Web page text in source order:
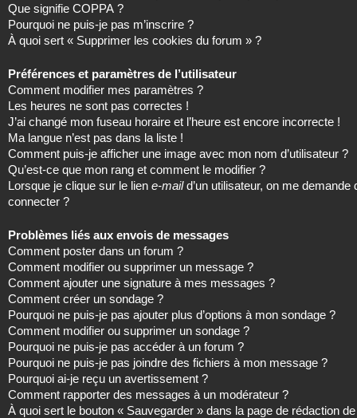
Que signifie COPPA ?
Pourquoi ne puis-je pas m’inscrire ?
À quoi sert « Supprimer les cookies du forum » ?
Préférences et paramètres de l’utilisateur
Comment modifier mes paramètres ?
Les heures ne sont pas correctes !
J’ai changé mon fuseau horaire et l’heure est encore incorrecte !
Ma langue n’est pas dans la liste !
Comment puis-je afficher une image avec mon nom d’utilisateur ?
Qu’est-ce que mon rang et comment le modifier ?
Lorsque je clique sur le lien e-maild’un utilisateur, on me demande
connecter ?
Problèmes liés aux envois de messages
Comment poster dans un forum ?
Comment modifier ou supprimer un message ?
Comment ajouter une signature à mes messages ?
Comment créer un sondage ?
Pourquoi ne puis-je pas ajouter plus d’options à mon sondage ?
Comment modifier ou supprimer un sondage ?
Pourquoi ne puis-je pas accéder à un forum ?
Pourquoi ne puis-je pas joindre des fichiers à mon message ?
Pourquoi ai-je reçu un avertissement ?
Comment rapporter des messages à un modérateur ?
À quoi sert le bouton « Sauvegarder » dans la page de rédaction